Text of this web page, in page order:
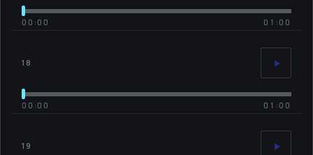
00:00 01:00
18
00:00 01:00
19